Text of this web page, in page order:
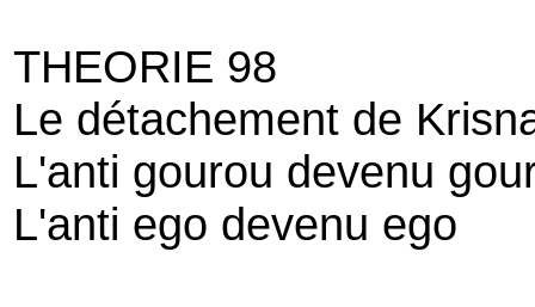
THEORIE 98
Le détachement de
L'anti gourou devenu
L'anti ego devenu ego